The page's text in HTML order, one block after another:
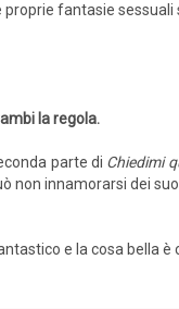
fantasie
la regola.
parte di Chiedimi
non innamorarsi dei
e la cosa bella